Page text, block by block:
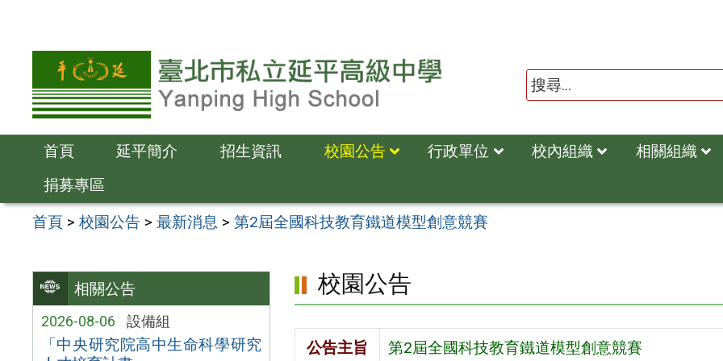
容
首頁 延平簡介 招生資訊 校園公告 行政單位 校內組織
相關組織
捐募專區
首頁 >校園公告 >最新消息 >第2屆全國科技教育鐵道模型創意競賽
相關公告
2026-08-06 設備組
「中央研究院高中生命科學研究
校園公告
公告主旨 第2屆全國科技教育鐵道模型創意競賽